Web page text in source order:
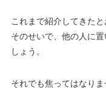
これまで紹介してきた
そのせいで、他の人に
しょう。
それでも焦ってはなり